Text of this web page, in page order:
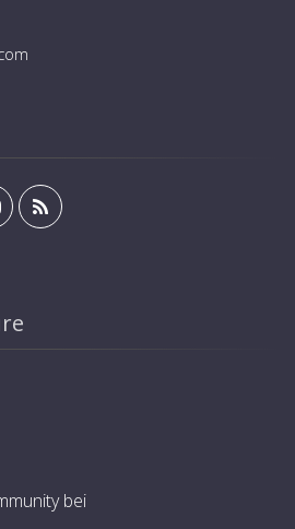
bei